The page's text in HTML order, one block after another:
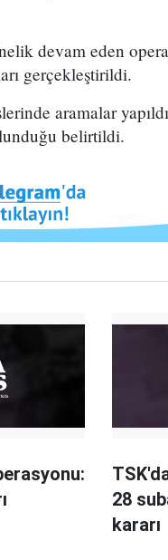
devam eden
gerçekleştirildi.
aramalar
belirtildi.
28
kararı